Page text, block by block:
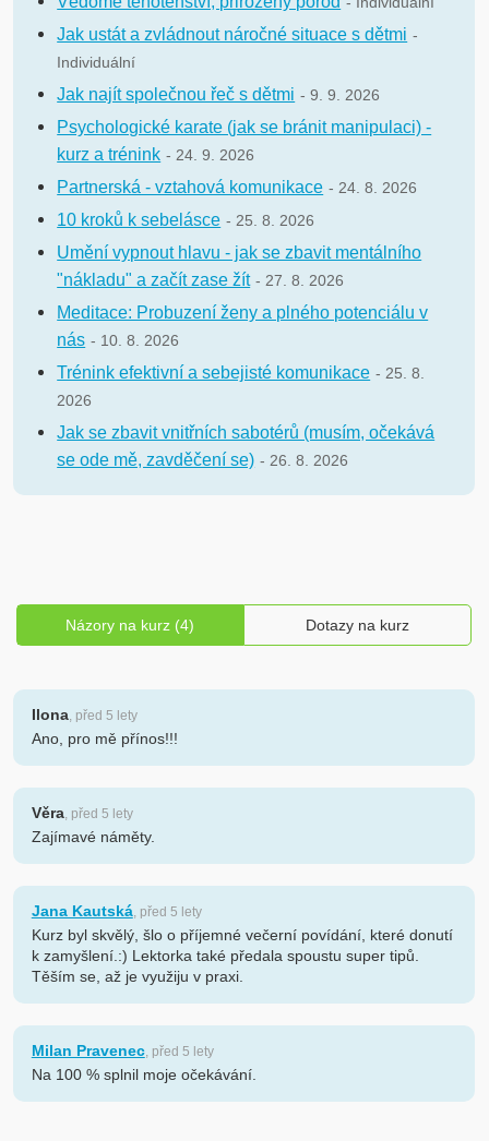
Jak ustát a zvládnout náročné situace s dětmi -
Individuální
Jak najít společnou řeč s dětmi - 9. 9. 2026
Psychologické karate (jak se bránit manipulaci) -
kurz a trénink - 24. 9. 2026
Partnerská - vztahová komunikace - 24. 8. 2026
10 kroků k sebelásce - 25. 8. 2026
Umění vypnout hlavu - jak se zbavit mentálního
"nákladu" a začít zase žít - 27. 8. 2026
Meditace: Probuzení ženy a plného potenciálu v
nás - 10. 8. 2026
Trénink efektivní a sebejisté komunikace - 25. 8.
2026
Jak se zbavit vnitřních sabotérů (musím, očekává
se ode mě, zavděčení se) - 26. 8. 2026
Názory na kurz (4) Dotazy na kurz
Ilona, před 5 lety
Ano, pro mě přínos!!!
Věra, před 5 lety
Zajímavé náměty.
Jana Kautská, před 5 lety
Kurz byl skvělý, šlo o příjemné večerní povídání, které donutí
k zamyšlení.:) Lektorka také předala spoustu super tipů.
Těším se, až je využiju v praxi.
Milan Pravenec, před 5 lety
Na 100 % splnil moje očekávání.